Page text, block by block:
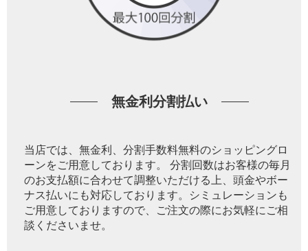
無金利分割払い
当店では、無金利、分割手数料無料のショッピングロ
ーンをご用意しております。 分割回数はお客様の毎月
のお支払額に合わせて調整いただける上、頭金やボー
ナス払いにも対応しております。シミュレーションも
ご用意しておりますので、ご注文の際にお気軽にご相
談くださいませ。